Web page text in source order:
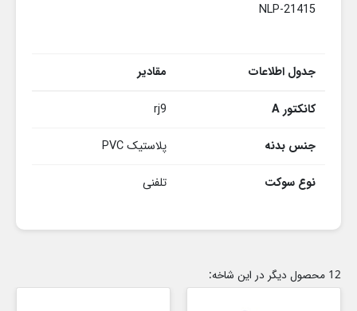
NLP-21415
جدول اطلاعات مقادیر
کانکتور A
rj9
جنس بدنه
پلاستیک PVC
نوع سوکت
تلفنی
12 محصول دیگر در این شاخه: